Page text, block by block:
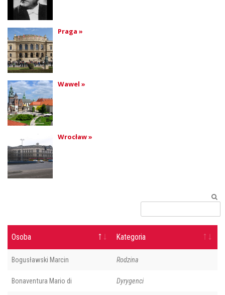
Praga »
Wawel »
Wrocław »
Osoba Kategoria
Bogusławski Marcin Rodzina
Bonaventura Mario di Dyrygenci